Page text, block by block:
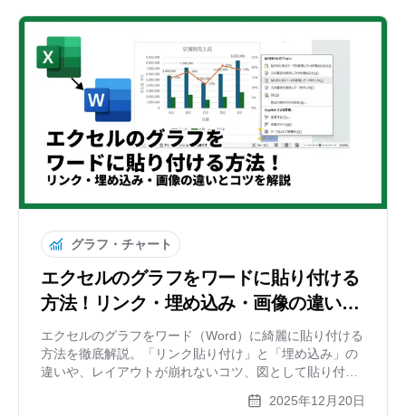
グラフ・チャート
エクセルのグラフをワードに貼り付ける
方法！リンク・埋め込み・画像の違いと
コツを解説
エクセルのグラフをワード（Word）に綺麗に貼り付ける
方法を徹底解説。「リンク貼り付け」と「埋め込み」の
違いや、レイアウトが崩れないコツ、図として貼り付け
します。各形式のメリット・デメリット比較表も掲載。
2025年12月20日